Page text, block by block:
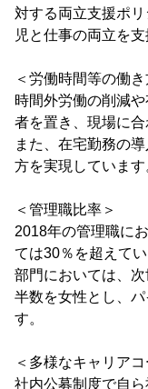
対する両立支援ポ
児と仕事の両立を
＜労働時間等の働き
時間外労働の削減
者を置き、現場に合
また、在宅勤務の
方を実現しています
＜管理職比率＞
2018年の管理職に
ては30％を超えて
部門においては、
半数を女性とし、
す。
＜多様なキャリアコ
社内公募制度で自